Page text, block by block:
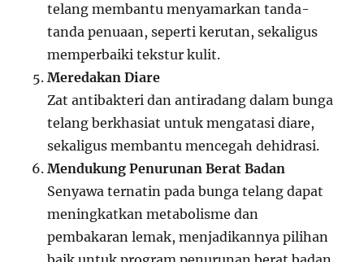
telang membantu menyamarkan tanda-
tanda penuaan, seperti kerutan, sekaligus
memperbaiki tekstur kulit.
Meredakan Diare
Zat antibakteri dan antiradang dalam bunga
telang berkhasiat untuk mengatasi diare,
sekaligus membantu mencegah dehidrasi.
Mendukung Penurunan Berat Badan
Senyawa ternatin pada bunga telang dapat
meningkatkan metabolisme dan
pembakaran lemak, menjadikannya pilihan